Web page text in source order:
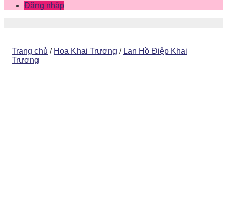
Đăng nhập
Trang chủ / Hoa Khai Trương / Lan Hồ Điệp Khai
Trương